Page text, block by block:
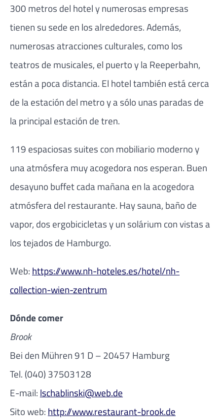
300 metros del hotel y numerosas empresas
tienen su sede en los alrededores. Además,
numerosas atracciones culturales, como los
teatros de musicales, el puerto y la Reeperbahn,
están a poca distancia. El hotel también está cerca
de la estación del metro y a sólo unas paradas de
la principal estación de tren.
119 espaciosas suites con mobiliario moderno y
una atmósfera muy acogedora nos esperan. Buen
desayuno buffet cada mañana en la acogedora
atmósfera del restaurante. Hay sauna, baño de
vapor, dos ergobicicletas y un solárium con vistas a
los tejados de Hamburgo.
Web: https://www.nh-hoteles.es/hotel/nh-
collection-wien-zentrum
Dónde comer
Brook
Bei den Mühren 91 D – 20457 Hamburg
Tel. (040) 37503128
E-mail: lschablinski@web.de
Sito web: http://www.restaurant-brook.de